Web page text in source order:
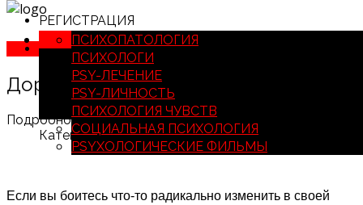
ПСИХОПАТОЛОГИЯ
ПСИХОЛОГИ
PSY-ЛЕЧЕНИЕ
PSY-ЛИЧНОСТЬ
ПСИХОЛОГИЯ ЧУВСТВ
СОЦИАЛЬНАЯ ПСИХОЛОГИЯ
PSYХОЛОГИЧЕСКИЕ ФИЛЬМЫ
РЕГИСТРАЦИЯ
ВХОД
Дорога перемен
Подробности
Категория:Психологические фильмы
Если вы боитесь что-то радикально изменить в своей